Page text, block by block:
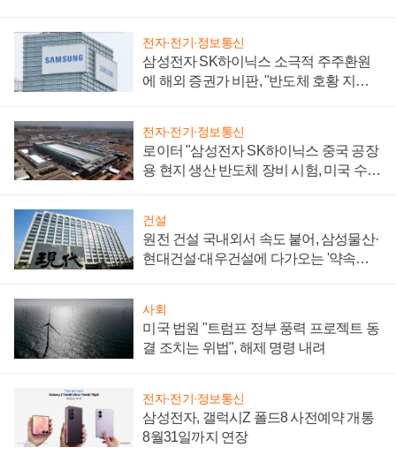
전자·전기·정보통신
삼성전자 SK하이닉스 소극적 주주환원
에 해외 증권가 비판, "반도체 호황 지속
전자·전기·정보통신
로이터 "삼성전자 SK하이닉스 중국 공장
용 현지 생산 반도체 장비 시험, 미국 수출
건설
원전 건설 국내외서 속도 붙어, 삼성물산·
현대건설·대우건설에 다가오는 '약속의
사회
미국 법원 "트럼프 정부 풍력 프로젝트 동
결 조치는 위법", 해제 명령 내려
전자·전기·정보통신
삼성전자, 갤럭시Z 폴드8 사전예약 개통
8월31일까지 연장